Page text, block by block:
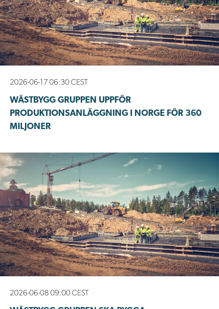
2026-06-17 06:30 CEST
WÄSTBYGG GRUPPEN UPPFÖR
PRODUKTIONSANLÄGGNING I NORGE FÖR 360
MILJONER
2026-06-08 09:00 CEST